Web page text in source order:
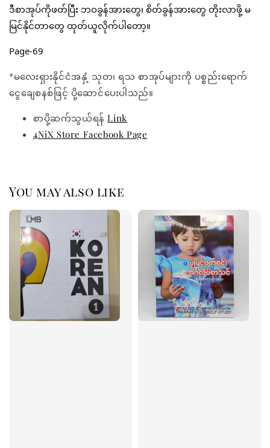
ဒီစာအုပ်ကိုဖတ်ပြီး ဘဝခွန်အားတွေ၊ စိတ်ခွန်အားတွေ တိုးလာဖို့ မ
မြင်နိုင်တာတွေ ထုတ်ယူလိုက်ပါတော့။
Page-69
*မလေးရှားနိုင်ငံအနှံ့ သုတ၊ ရသ စာအုပ်များကို ပစ္စည်းရောက်
ငွေချေစနစ်ဖြင့် ပို့ဆောင်ပေးပါသည်။
စာပို့ဆက်သွယ်ရန်Link
4NiX Store Facebook Page
You may also like